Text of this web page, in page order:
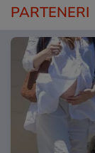
PARTENERI